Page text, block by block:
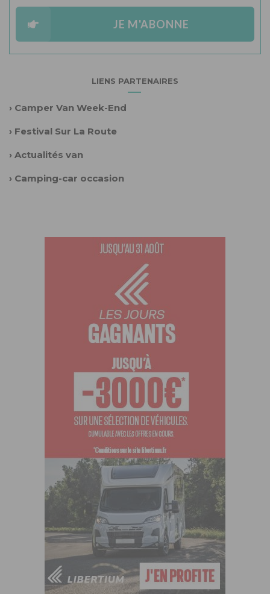
JE M'ABONNE
LIENS PARTENAIRES
› Camper Van Week-End
› Festival Sur La Route
› Actualités van
› Camping-car occasion